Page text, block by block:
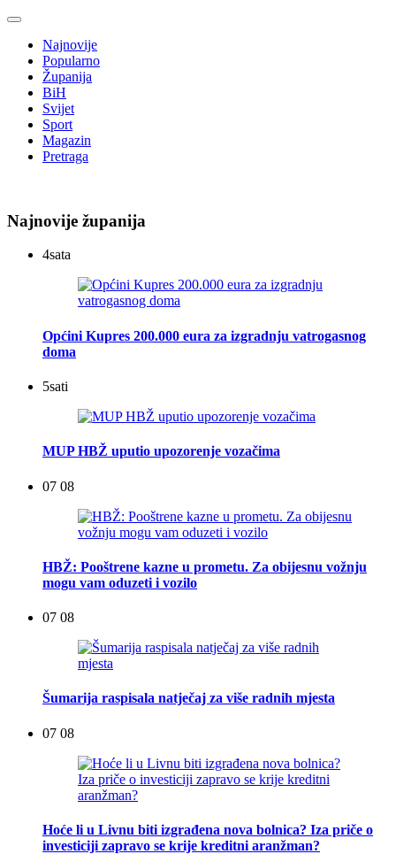
Najnovije
Popularno
Županija
BiH
Svijet
Sport
Magazin
Pretraga
Najnovije županija
4sata
Općini Kupres 200.000 eura za izgradnju vatrogasnog
doma
5sati
MUP HBŽ uputio upozorenje vozačima
07 08
HBŽ: Pooštrene kazne u prometu. Za obijesnu vožnju
mogu vam oduzeti i vozilo
07 08
Šumarija raspisala natječaj za više radnih mjesta
07 08
Hoće li u Livnu biti izgrađena nova bolnica? Iza priče o
investiciji zapravo se krije kreditni aranžman?